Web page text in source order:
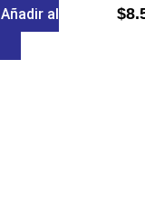
Añadir al
$